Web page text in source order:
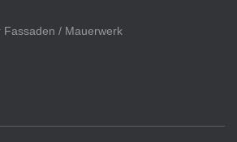
Fassaden / Mauerwerk